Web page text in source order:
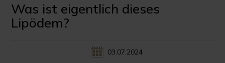
Was ist eigentlich dieses
Lipödem?
03.07.2024